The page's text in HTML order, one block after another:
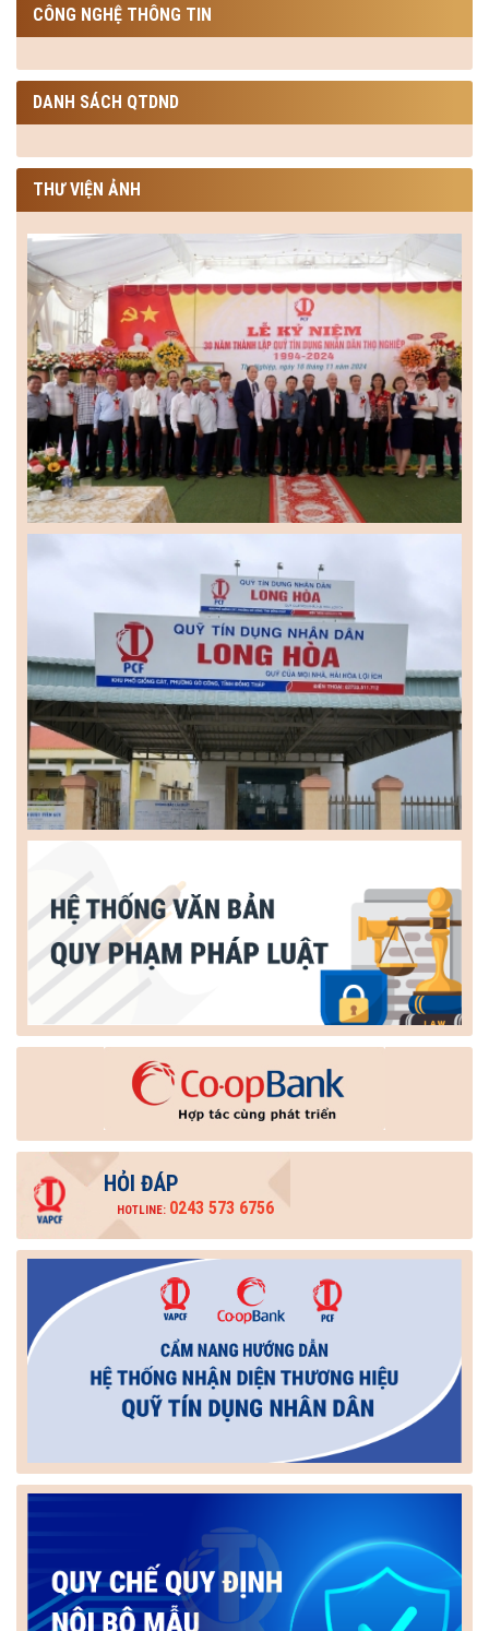
CÔNG NGHỆ THÔNG TIN
DANH SÁCH QTDND
THƯ VIỆN ẢNH
HỎI ĐÁP
HOTLINE: 0243 573 6756